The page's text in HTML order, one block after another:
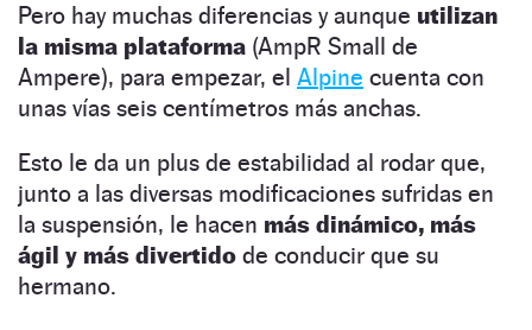
Pero hay muchas diferencias y aunque utilizan
la misma plataforma (AmpR Small de
Ampere), para empezar, el Alpine cuenta con
unas vías seis centímetros más anchas.
Esto le da un plus de estabilidad al rodar que,
junto a las diversas modificaciones sufridas en
la suspensión, le hacen más dinámico, más
ágil y más divertido de conducir que su
hermano.